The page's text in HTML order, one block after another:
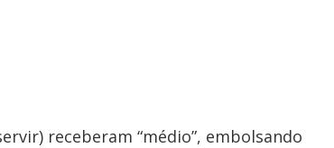
receberam “médio”, embolsando